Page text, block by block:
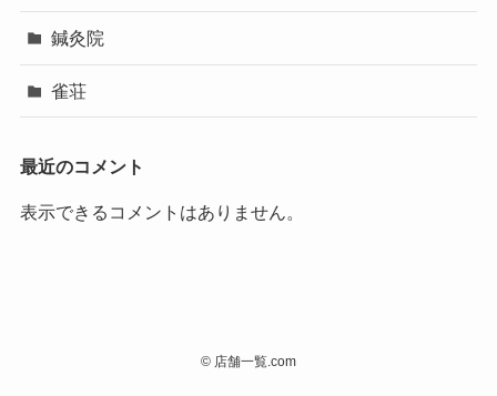
鍼灸院
雀荘
最近のコメント
表示できるコメントはありません。
© 店舗一覧.com